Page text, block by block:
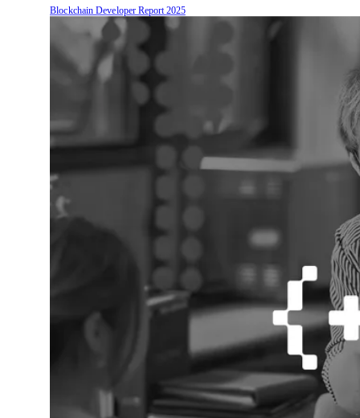
Blockchain Developer Report 2025